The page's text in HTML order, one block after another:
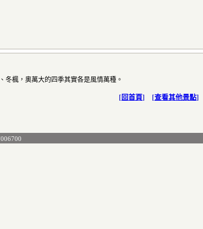
冬楓，奧萬大的四季其實各是風情萬種。
[ 回首頁] [查看其他景點]